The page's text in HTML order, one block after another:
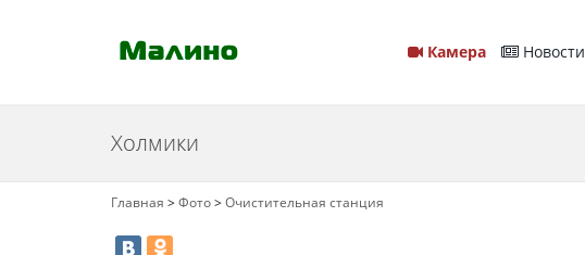
Камера Новости
Холмики
Главная >Фото>Очистительная станция